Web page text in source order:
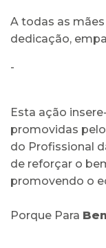
A todas as
dedicação,
-
Esta ação
promovidas
do Profissional
de reforçar o
promovendo o
Porque Para